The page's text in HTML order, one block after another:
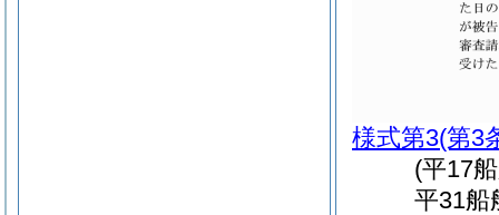
様式第3(第3
(平17
平31船